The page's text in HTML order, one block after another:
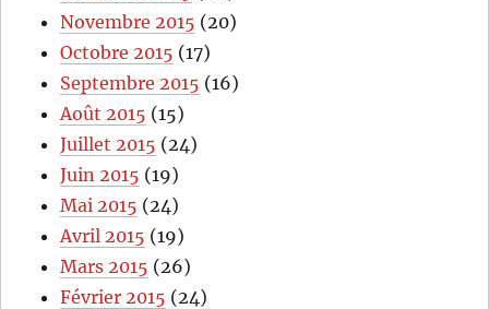
Novembre 2015 (20)
Octobre 2015 (17)
Septembre 2015 (16)
Août 2015 (15)
Juillet 2015 (24)
Juin 2015 (19)
Mai 2015 (24)
Avril 2015 (19)
Mars 2015 (26)
Février 2015 (24)